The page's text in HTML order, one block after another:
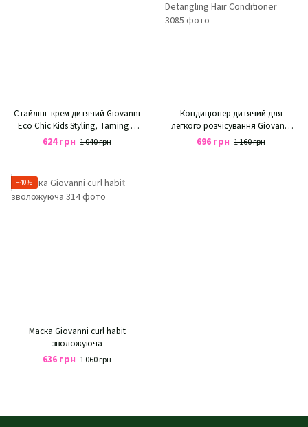
Стайлінг-крем дитячий Giovanni
Eco Chic Kids Styling, Taming &
Curl Cream
624 грн 1 040 грн
Кондиціонер дитячий для
легкого розчісування Giovanni
Eco Chic Kids Nourishing &
Detangling Hair Conditioner
696 грн 1 160 грн
−40%
Маска Giovanni curl habit
зволожуюча
636 грн 1 060 грн